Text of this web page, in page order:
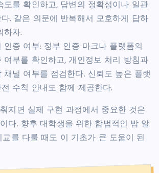
도를 확인하고, 답변의 정확성이나 일관
. 같은 의문에 반복해서 모호하게 답하
하자.
인증 여부: 정부 인증 마크나 플랫폼의
여부를 확인하고, 개인정보 처리 방침과
채널 여부를 점검한다. 신뢰도 높은 플랫
수칙 안내도 함께 제공한다.
지면 실제 구현 과정에서 중요한 것은
다. 향후 대학생을 위한 합법적인 밤 알
교를 다룰 때도 이 기초가 큰 도움이 된